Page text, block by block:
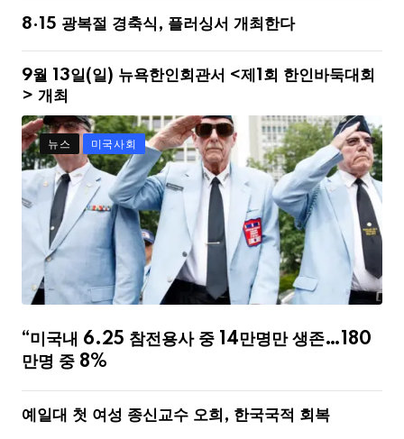
8·15 광복절 경축식, 플러싱서 개최한다
9월 13일(일) 뉴욕한인회관서 <제1회 한인바둑대회
> 개최
뉴스 미국사회
“미국내 6.25 참전용사 중 14만명만 생존…180
만명 중 8%
예일대 첫 여성 종신교수 오희, 한국국적 회복